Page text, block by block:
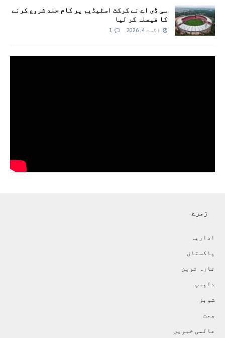
سی ڈی اے نے کرکٹ اسٹیڈیم پر کام جلد شروع کرنے
کا فیصلہ کر لیا
اگست 4, 2026 1
زمرے
اداريہ
پاکستان
تازہ ترين
دلچسپ
شوبز
صحت
عالمی خبريں